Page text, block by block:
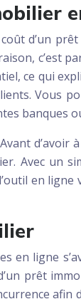
d’un
c’est
ce qui
Vous
banques
Avec un
en
ligne
prêt
afin